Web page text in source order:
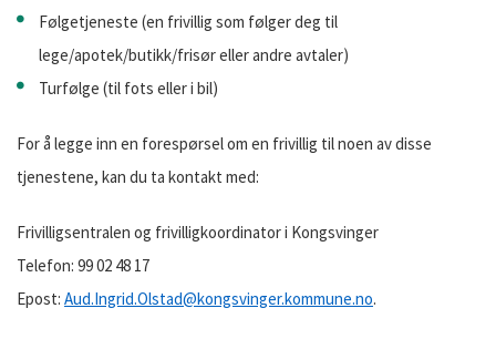
Følgetjeneste (en frivillig som følger deg til
lege/apotek/butikk/frisør eller andre avtaler)
Turfølge (til fots eller i bil)
For å legge inn en forespørsel om en frivillig til noen av disse
tjenestene, kan du ta kontakt med:
Frivilligsentralen og frivilligkoordinator i Kongsvinger
Telefon: 99 02 48 17
Epost: Aud.Ingrid.Olstad@kongsvinger.kommune.no.